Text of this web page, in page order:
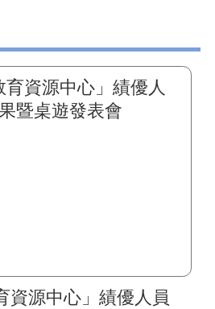
資源中心」績優人員